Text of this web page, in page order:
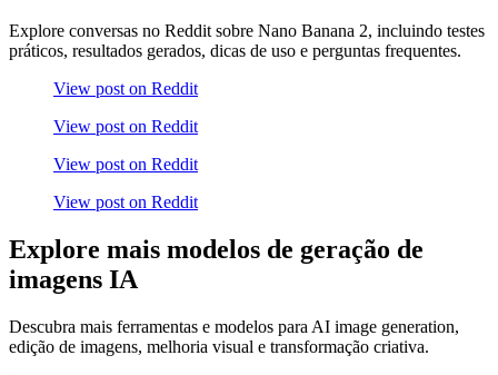
Explore conversas no Reddit sobre Nano Banana 2, incluindo testes
práticos, resultados gerados, dicas de uso e perguntas frequentes.
View post on Reddit
View post on Reddit
View post on Reddit
View post on Reddit
Explore mais modelos de geração de
imagens IA
Descubra mais ferramentas e modelos para AI image generation,
edição de imagens, melhoria visual e transformação criativa.